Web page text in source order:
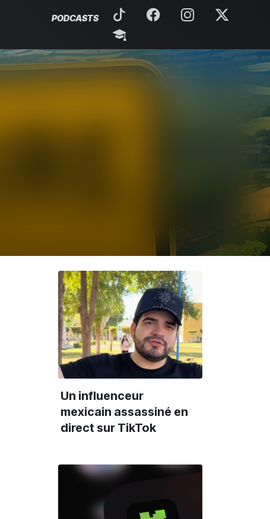
PODCASTS
Un influenceur
mexicain assassiné en
direct sur TikTok